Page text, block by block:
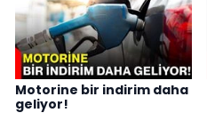
Motorine bir indirim daha
geliyor!